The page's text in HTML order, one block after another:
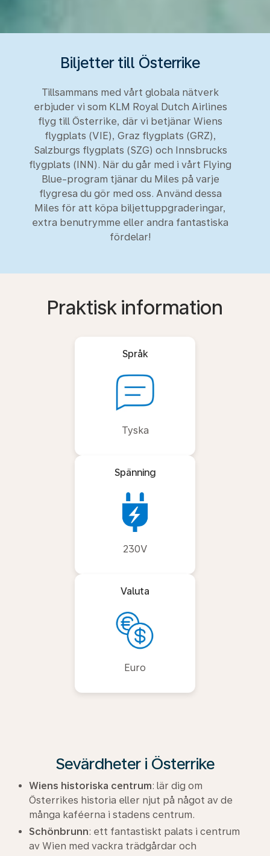
Biljetter till Österrike
Tillsammans med vårt globala nätverk
erbjuder vi som KLM Royal Dutch Airlines
flyg till Österrike, där vi betjänar Wiens
flygplats (VIE), Graz flygplats (GRZ),
Salzburgs flygplats (SZG) och Innsbrucks
flygplats (INN). När du går med i vårt Flying
Blue-program tjänar du Miles på varje
flygresa du gör med oss. Använd dessa
Miles för att köpa biljettuppgraderingar,
extra benutrymme eller andra fantastiska
fördelar!
Praktisk information
Språk
Tyska
Spänning
230V
Valuta
Euro
Sevärdheter i Österrike
Wiens historiska centrum: lär dig om
Österrikes historia eller njut på något av de
många kaféerna i stadens centrum.
Schönbrunn: ett fantastiskt palats i centrum
av Wien med vackra trädgårdar och